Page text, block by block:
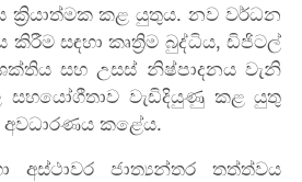
ක්‍රියාත්මක කළ යුතුය. නව වර්ධන
සඳහා කෘත්‍රිම බුද්ධිය, ඩිජිටල්
සහ උසස් නිෂ්පාදනය වැනි
සහයෝගීතාව වැඩිදියුණු කළ යුතු
අවධාරණය කළේය.
අස්ථාවර ජාත්‍යන්තර තත්ත්වය